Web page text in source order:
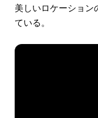
美しいロケーショ
ている。